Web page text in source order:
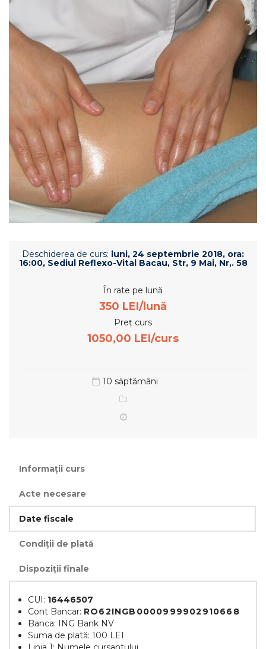
Deschiderea de curs: luni, 24 septembrie 2018, ora:
16:00, Sediul Reflexo-Vital Bacau, Str, 9 Mai, Nr,. 58
În rate pe lună
350 LEI/lună
Preț curs
1050,00 LEI/curs
10 săptămâni
Informații curs
Acte necesare
Date fiscale
Condiții de plată
Dispoziții finale
CUI: 16446507
Cont Bancar: RO62INGB0000999902910668
Banca: ING Bank NV
Suma de plată: 100 LEI